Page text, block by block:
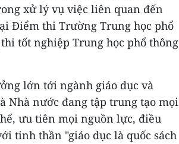
xử lý vụ việc liên quan đến
Điểm thi Trường Trung học phổ
tốt nghiệp Trung học phổ thông
lớn tới ngành giáo dục và
Nhà nước đang tập trung tạo mọi
ưu tiên mọi nguồn lực, điều
tinh thần "giáo dục là quốc sách